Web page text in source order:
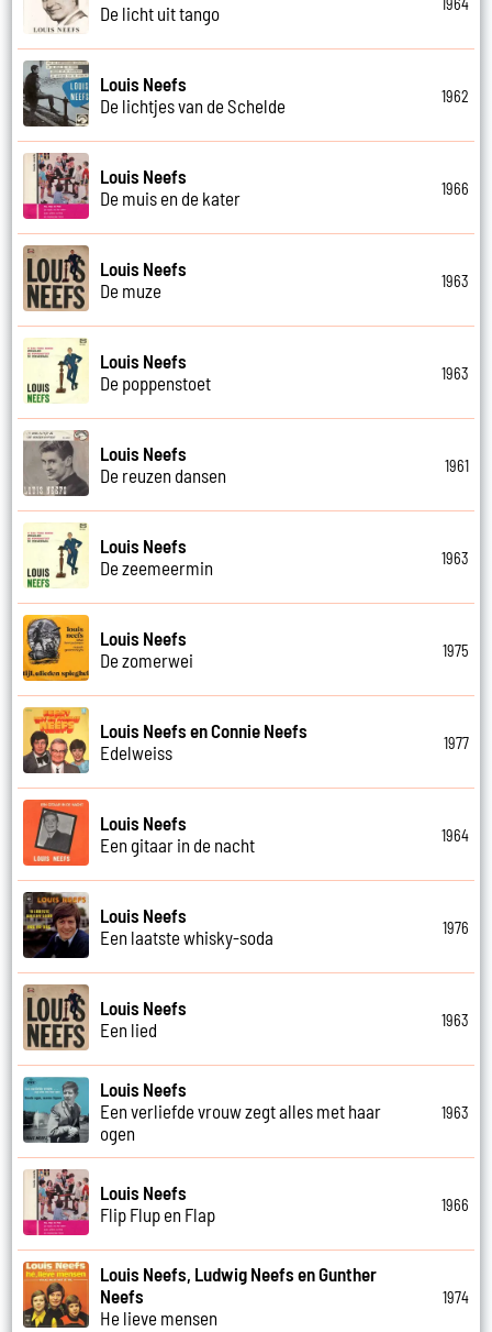
De licht uit tango
1964
Louis Neefs
De lichtjes van de Schelde
1962
Louis Neefs
De muis en de kater
1966
Louis Neefs
De muze
1963
Louis Neefs
De poppenstoet
1963
Louis Neefs
De reuzen dansen
1961
Louis Neefs
De zeemeermin
1963
Louis Neefs
De zomerwei
1975
Louis Neefs en Connie Neefs
Edelweiss
1977
Louis Neefs
Een gitaar in de nacht
1964
Louis Neefs
Een laatste whisky-soda
1976
Louis Neefs
Een lied
1963
Louis Neefs
Een verliefde vrouw zegt alles met haar
ogen
1963
Louis Neefs
Flip Flup en Flap
1966
Louis Neefs, Ludwig Neefs en Gunther
Neefs
He lieve mensen
1974